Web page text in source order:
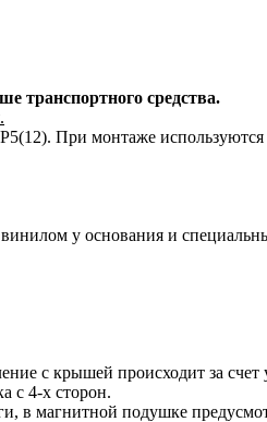
транспортного средства.
При монтаже
у основания и
с крышей происходит за
с 4-х сторон.
в магнитной подушке